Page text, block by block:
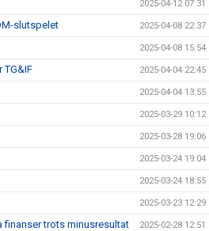
2025-04-12 07:31
slutspelet 2025-04-08 22:37
2025-04-08 15:54
TG&IF 2025-04-04 22:45
2025-04-04 13:55
2025-03-29 10:12
2025-03-28 19:06
2025-03-24 19:04
2025-03-24 18:55
2025-03-23 12:29
trots minusresultat 2025-02-28 12:51